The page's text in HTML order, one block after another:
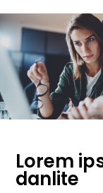
Lorem
danlite